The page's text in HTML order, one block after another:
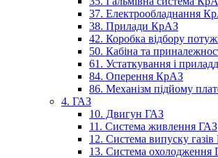
37. Електрообладнання
38. Прилади КрАЗ
42. Коробка відбору
50. Кабіна та
61. Устаткування і
84. Оперення КрАЗ
86. Механізм підйому
4. ГАЗ
10. Двигун ГАЗ
11. Система живлення ГАЗ
12. Система випуску
13. Система охолодження